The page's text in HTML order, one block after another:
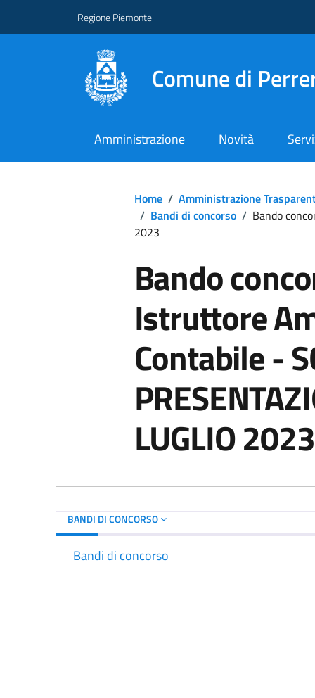
Regione Piemonte
Comune di
Amministrazione Novità
Home / Amministrazione
/ Bandi di concorso / Bando
2023
Bando
Istruttore
Contabile -
LUGLIO 2023
BANDI DI CONCORSO
Bandi di concorso